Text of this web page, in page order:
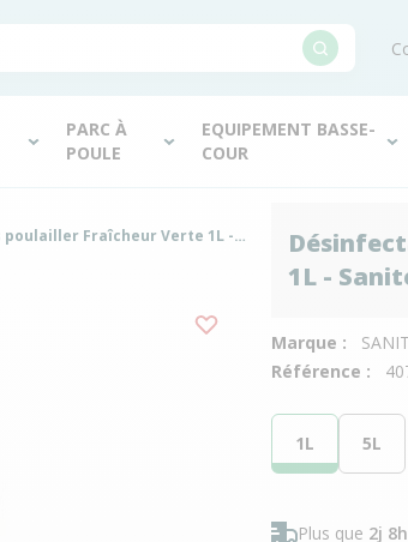
PARC À
POULE
EQUIPEMENT BASSE-
COUR
1L -
Marque :
Référence :
1L 5L
Plus que 2j
Désinfectant Plus poulailler Fraîcheur Verte 1L - Saniterpen